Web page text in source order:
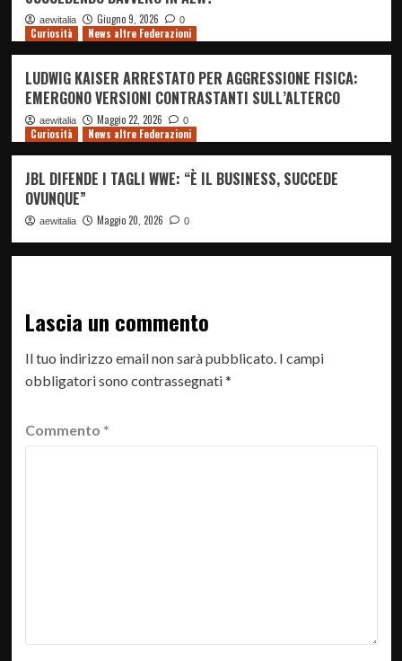
aewitalia Giugno 9, 2026 0
Curiosità News altre Federazioni
LUDWIG KAISER ARRESTATO PER AGGRESSIONE FISICA:
EMERGONO VERSIONI CONTRASTANTI SULL’ALTERCO
aewitalia Maggio 22, 2026 0
Curiosità News altre Federazioni
JBL DIFENDE I TAGLI WWE: “È IL BUSINESS, SUCCEDE
OVUNQUE”
aewitalia Maggio 20, 2026 0
Lascia un commento
Il tuo indirizzo email non sarà pubblicato. I campi
obbligatori sono contrassegnati*
Commento *